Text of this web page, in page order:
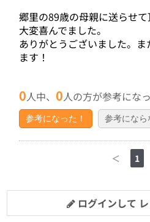
郷里の89歳の母親に送らせて
大変喜んでました。
ありがとうございました。
ます！
0人中、0人の方が参考にな
参考になった！ 参考になら
＜ 1
ログインして